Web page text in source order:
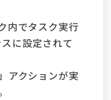
内でタスク実行
に設定されて
アクションが実